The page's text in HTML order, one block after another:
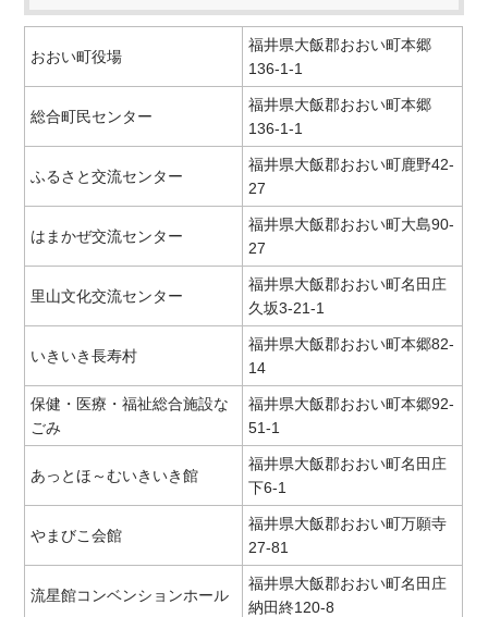
おおい町役場
福井県大飯郡おおい町本郷
136-1-1
総合町民センター
福井県大飯郡おおい町本郷
136-1-1
ふるさと交流センター
福井県大飯郡おおい町鹿野42-
27
はまかぜ交流センター
福井県大飯郡おおい町大島90-
27
里山文化交流センター
福井県大飯郡おおい町名田庄
久坂3-21-1
いきいき長寿村
福井県大飯郡おおい町本郷82-
14
保健・医療・福祉総合施設な
ごみ
福井県大飯郡おおい町本郷92-
51-1
あっとほ～むいきいき館
福井県大飯郡おおい町名田庄
下6-1
やまびこ会館
福井県大飯郡おおい町万願寺
27-81
流星館コンベンションホール
福井県大飯郡おおい町名田庄
納田終120-8